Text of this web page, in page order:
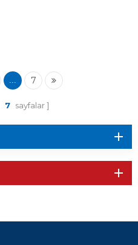
... 7
7 sayfalar